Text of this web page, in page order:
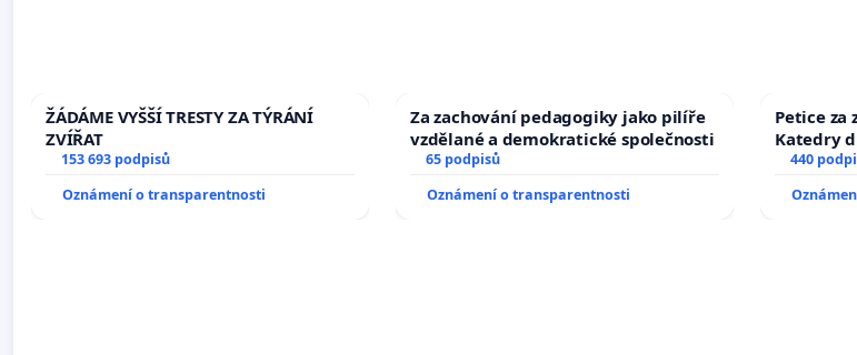
ŽÁDÁME VYŠŠÍ TRESTY ZA TÝRÁNÍ
ZVÍŘAT
153 693 podpisů
Oznámení o transparentnosti
Za zachování pedagogiky jako pilíře
vzdělané a demokratické společnosti
65 podpisů
Oznámení o transparentnosti
Petice za
Katedry
440